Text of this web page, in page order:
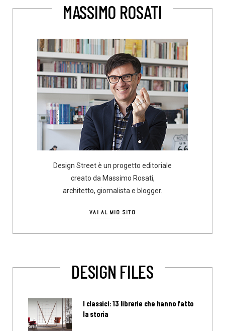
MASSIMO ROSATI
Design Street è un progetto editoriale
creato da Massimo Rosati,
architetto, giornalista e blogger.
VAI AL MIO SITO
DESIGN FILES
I classici: 13 librerie che hanno fatto
la storia